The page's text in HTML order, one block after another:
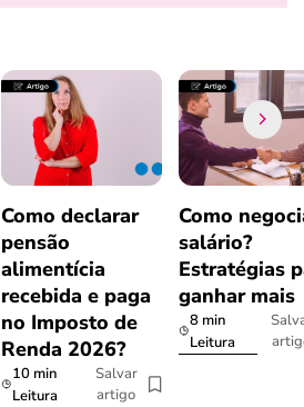
Como declarar
pensão
alimentícia
recebida e paga
no Imposto de
Renda 2026?
10 min
Leitura
Salvar
artigo
Como
salário?
Estratégias
ganhar mais
8 min
Leitura